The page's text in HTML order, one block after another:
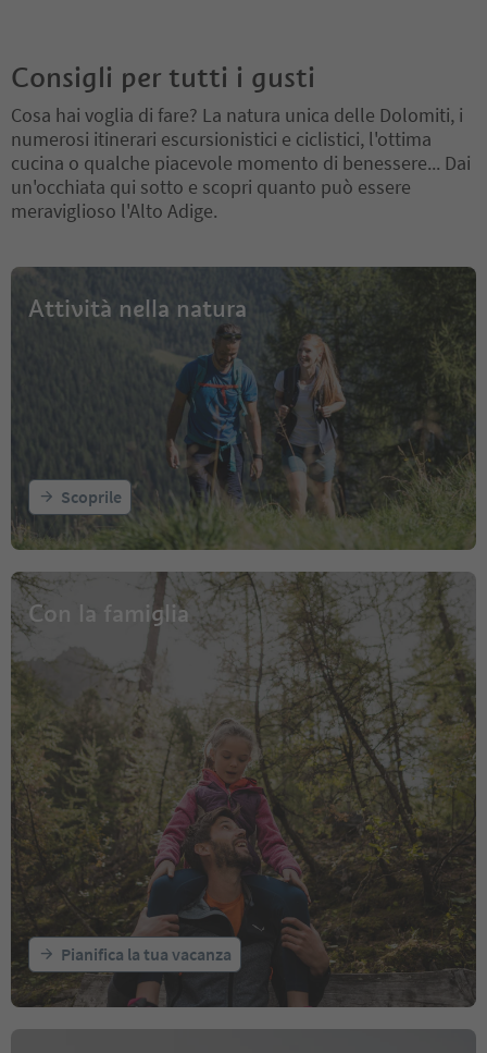
Consigli per tutti i gusti
Cosa hai voglia di fare? La natura unica delle Dolomiti, i
numerosi itinerari escursionistici e ciclistici, l'ottima
cucina o qualche piacevole momento di benessere... Dai
un'occhiata qui sotto e scopri quanto può essere
meraviglioso l'Alto Adige.
Attività nella natura
Scoprile
Con la famiglia
Pianifica la tua vacanza